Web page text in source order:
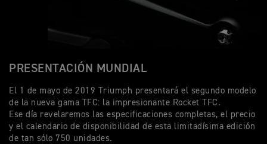
PRESENTACIÓN MUNDIAL
El 1 de mayo de 2019 Triumph presentará el segundo modelo
de la nueva gama TFC: la impresionante Rocket TFC.
Ese día revelaremos las especificaciones completas, el precio
y el calendario de disponibilidad de esta limitadísima edición
de tan sólo 750 unidades.